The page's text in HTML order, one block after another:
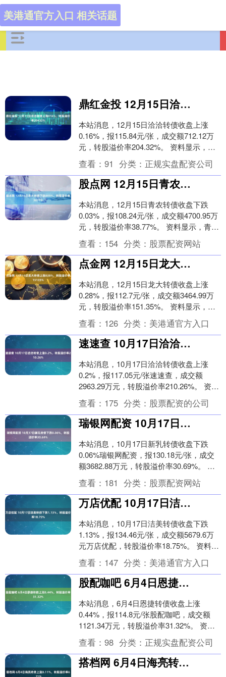
美港通官方入口 相关话题
鼎红金投 12月15日洽洽转债上涨016%，转股溢价率20432%
本站消息，12月15日洽洽转债收盘上涨
0.16%，报115.84元/张，成交额712.12万
元，转股溢价率204.32%。 资料显示，洽
洽转债信用级别为“AA”....
查看： 91 分类： 正规实盘配资公司
股点网 12月15日青农转债下跌003%，转股溢价率3877%
本站消息，12月15日青农转债收盘下跌
0.03%，报108.24元/张，成交额4700.95万
元，转股溢价率38.77%。 资料显示，青农
转债信用级别为“AAA....
查看： 154 分类： 股票配资网站
点金网 12月15日龙大转债上涨028%，转股溢价率15135%
本站消息，12月15日龙大转债收盘上涨
0.28%，报112.7元/张，成交额3464.99万
元，转股溢价率151.35%。 资料显示，龙
大转债信用级别为“A-”....
查看： 126 分类： 美港通官方入口
速速查 10月17日洽洽转债上涨0.2%，转股溢价率210.26%
本站消息，10月17日洽洽转债收盘上涨
0.2%，报117.05元/张速速查，成交额
2963.29万元，转股溢价率210.26%。 资料
显示，洽洽转债信用级别为“....
查看： 175 分类： 股票配资的公司
瑞银网配资 10月17日新乳转债下跌0.06%，转股溢价率30.69%
本站消息，10月17日新乳转债收盘下跌
0.06%瑞银网配资，报130.18元/张，成交
额3682.88万元，转股溢价率30.69%。 资
料显示，新乳转债信用级别....
查看： 181 分类： 股票配资网站
万店优配 10月17日洁美转债下跌1.13%，转股溢价率18.75%
本站消息，10月17日洁美转债收盘下跌
1.13%，报134.46元/张，成交额5679.6万
元万店优配，转股溢价率18.75%。 资料显
示，洁美转债信用级别为“....
查看： 147 分类： 美港通官方入口
股配咖吧 6月4日恩捷转债上涨0.44%，转股溢价率31.32%
本站消息，6月4日恩捷转债收盘上涨
0.44%，报114.8元/张股配咖吧，成交额
1121.34万元，转股溢价率31.32%。 资料
显示，恩捷转债信用级别为“AA....
查看： 98 分类： 正规实盘配资公司
搭档网 6月4日海亮转债上涨0.11%，转股溢价率6.71%